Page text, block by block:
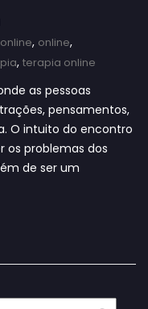
, online,
, terapia online
as pessoas
pensamentos,
O intuito do encontro
problemas dos
de ser um